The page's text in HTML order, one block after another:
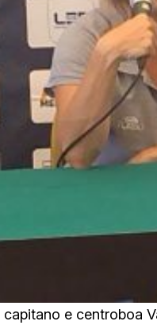
e centroboa